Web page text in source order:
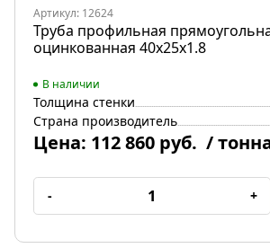
Артикул: 12624
Труба профильная
оцинкованная 40х25х1.8
В наличии
Толщина стенки
Страна производитель
Цена: 112 860 руб. /
- +